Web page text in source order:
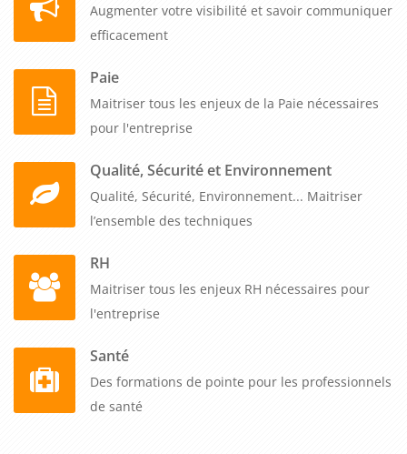
Augmenter votre visibilité et savoir communiquer
efficacement
Paie
Maitriser tous les enjeux de la Paie nécessaires
pour l'entreprise
Qualité, Sécurité et Environnement
Qualité, Sécurité, Environnement... Maitriser
l’ensemble des techniques
RH
Maitriser tous les enjeux RH nécessaires pour
l'entreprise
Santé
Des formations de pointe pour les professionnels
de santé